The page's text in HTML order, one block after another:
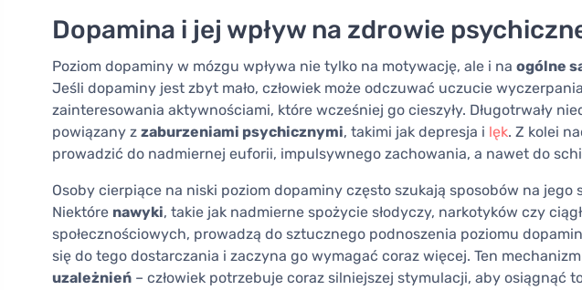
Dopamina i jej wpływ na zdrowie
Poziom dopaminy w mózgu wpływa nie tylko na motywację, ale i na ogólne
Jeśli dopaminy jest zbyt mało, człowiek może odczuwać uczucie
zainteresowania aktywnościami, które wcześniej go cieszyły. Długotrwały
powiązany z zaburzeniami psychicznymi, takimi jak depresja i lęk. Z kolei
prowadzić do nadmiernej euforii, impulsywnego zachowania, a nawet do
Osoby cierpiące na niski poziom dopaminy często szukają sposobów na jego
Niektóre nawyki, takie jak nadmierne spożycie słodyczy, narkotyków czy
społecznościowych, prowadzą do sztucznego podnoszenia poziomu
się do tego dostarczania i zaczyna go wymagać coraz więcej. Ten
uzależnień – człowiek potrzebuje coraz silniejszej stymulacji, aby osiągnąć